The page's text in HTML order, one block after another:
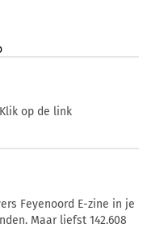
op de link
Feyenoord E-zine in je
Maar liefst 142.608